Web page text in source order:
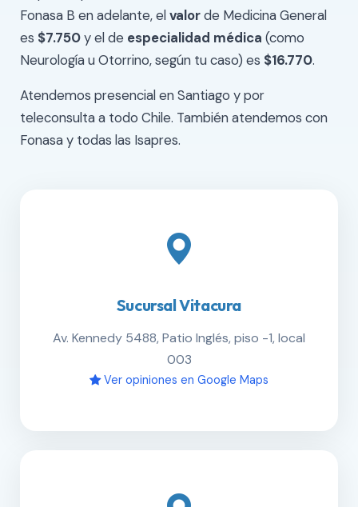
Fonasa B en adelante, el valorde Medicina General
es $7.750y el de especialidad médica (como
Neurología u Otorrino, según tu caso) es $16.770.
Atendemos presencial en Santiago y por
teleconsulta a todo Chile. También atendemos con
Fonasa y todas las Isapres.
Sucursal Vitacura
Av. Kennedy 5488, Patio Inglés, piso -1, local
003
Ver opiniones en Google Maps